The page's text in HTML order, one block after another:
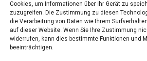
Cookies, um Informationen über Ihr Gerät zu
zuzugreifen. Die Zustimmung zu diesen
die Verarbeitung von Daten wie Ihrem
auf dieser Website. Wenn Sie Ihre Zustimmung
widerrufen, kann dies bestimmte Funktionen und
beeinträchtigen.